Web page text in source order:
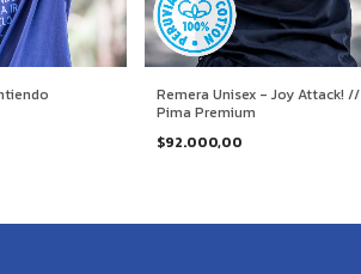
Remera Unisex - Joy Attack! //
Pima Premium
$92.000,00